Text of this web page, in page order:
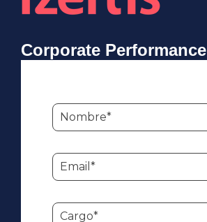
Corporate Performance
Management (CPM)